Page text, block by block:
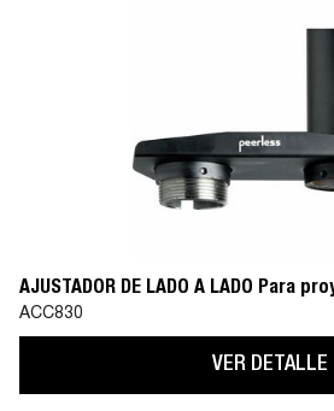
AJUSTADOR DE LADO A LADO Para
ACC830
VER DETALLE